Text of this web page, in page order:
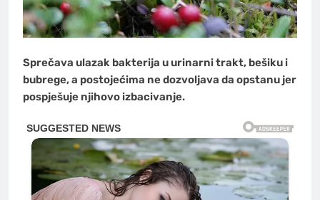
Sprečava ulazak bakterija u urinarni trakt, bešiku i
bubrege, a postojećima ne dozvoljava da opstanu jer
pospješuje njihovo izbacivanje.